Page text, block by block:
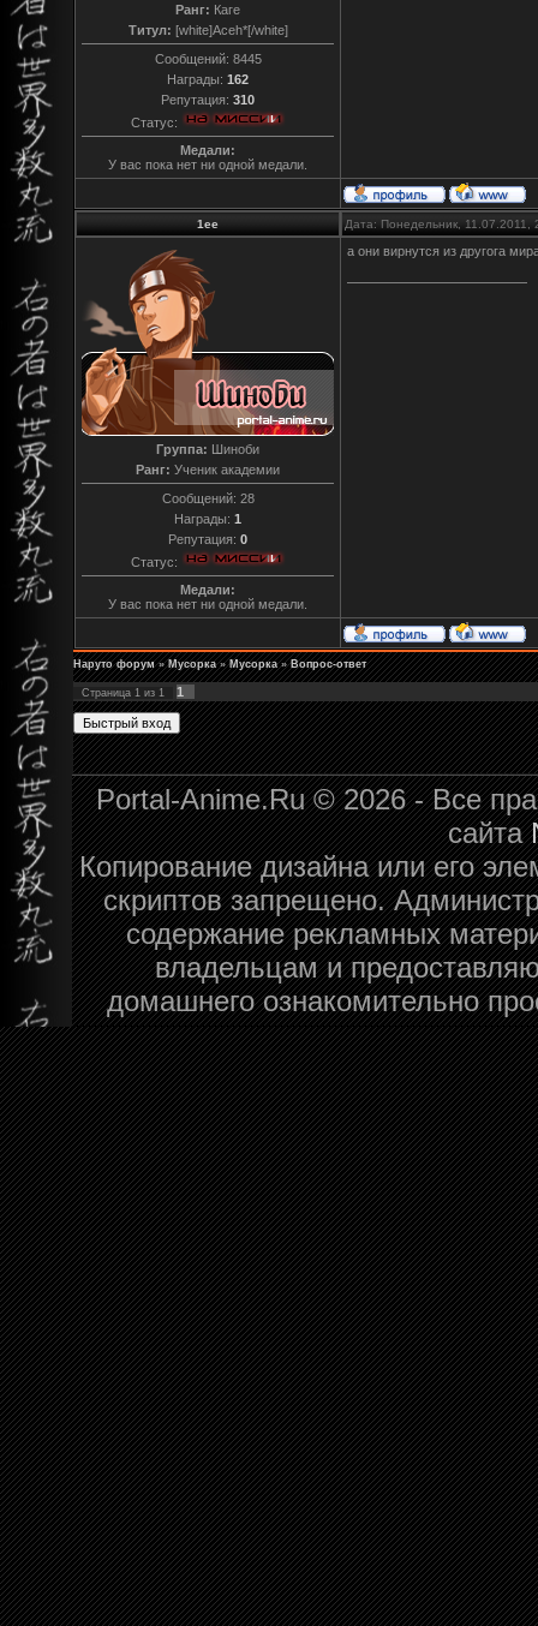
Ранг: Каге
Титул: [white]Aceh*[/white]
Сообщений: 8445
Награды: 162
Репутация: 310
Статус:
Медали:
У вас пока нет ни одной медали.
1ee Дата: Понедельник,
Группа: Шиноби
Ранг: Ученик академии
Сообщений: 28
Награды: 1
Репутация: 0
Статус:
Медали:
У вас пока нет ни одной медали.
а они вирнутся из другога
Наруто форум » Мусорка » Мусорка » Вопрос-ответ
Страница 1 из 1 1
Portal-Anime.Ru © 2026 - Все
сайта
Копирование дизайна или его
скриптов запрещено.
содержание рекламных
владельцам и
домашнего ознакомительно